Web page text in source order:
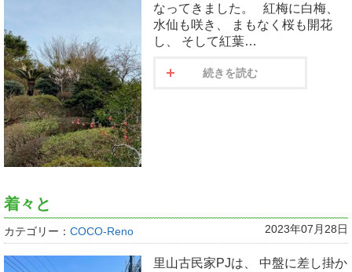
なってきました。 紅梅に白梅、
水仙も咲き、 まもなく桜も開花
し、 そして紅葉…
続きを読む
着々と
カテゴリー： COCO-Reno 2023年07月28日
里山古民家PJは、 中盤に差し掛か